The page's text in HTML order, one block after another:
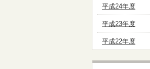
平成24年度
平成23年度
平成22年度